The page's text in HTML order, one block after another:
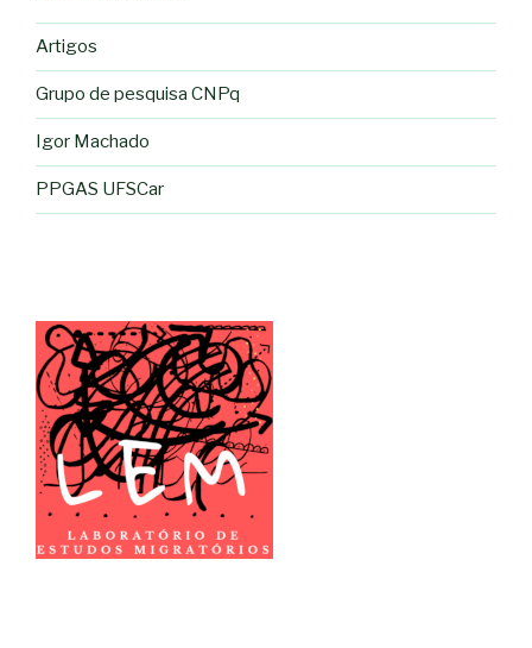
Artigos
Grupo de pesquisa CNPq
Igor Machado
PPGAS UFSCar